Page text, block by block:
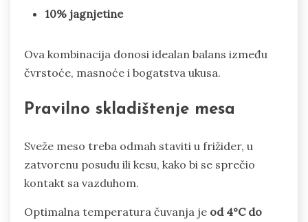
10% jagnjetine
Ova kombinacija donosi idealan balans između
čvrstoće, masnoće i bogatstva ukusa.
Pravilno skladištenje mesa
Sveže meso treba odmah staviti u frižider, u
zatvorenu posudu ili kesu, kako bi se sprečio
kontakt sa vazduhom.
Optimalna temperatura čuvanja je od 4°C do